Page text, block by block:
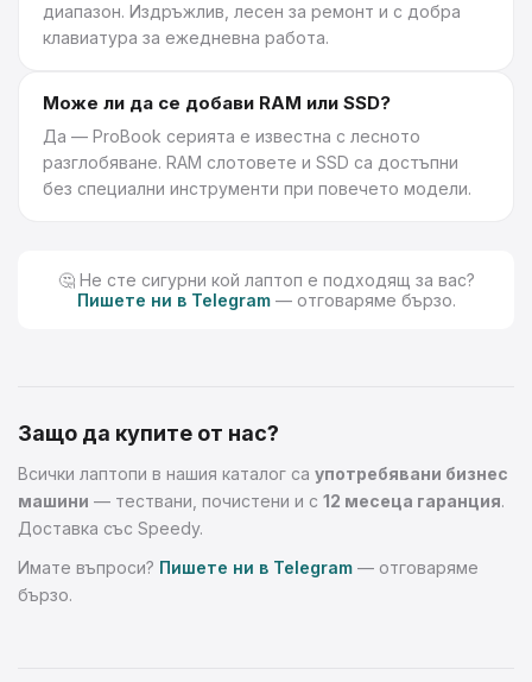
диапазон. Издръжлив, лесен за ремонт и с добра
клавиатура за ежедневна работа.
Може ли да се добави RAM или SSD?
Да — ProBook серията е известна с лесното
разглобяване. RAM слотовете и SSD са достъпни
без специални инструменти при повечето модели.
🤔 Не сте сигурни кой лаптоп е подходящ за вас?
Пишете ни в Telegram— отговаряме бързо.
Защо да купите от нас?
Всички лаптопи в нашия каталог са употребявани бизнес
машини — тествани, почистени и с 12 месеца гаранция.
Доставка със Speedy.
Имате въпроси? Пишете ни в Telegram — отговаряме
бързо.